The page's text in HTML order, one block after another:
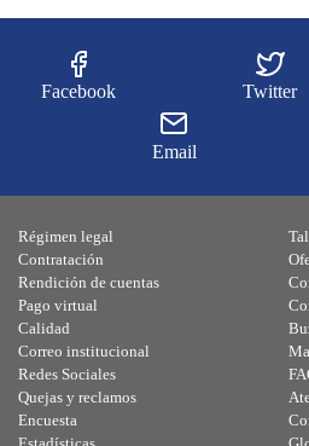
Facebook Twitter
Email
Régimen legal
Contratación
Rendición de cuentas
Pago virtual
Calidad
Correo institucional
Redes Sociales
Quejas y reclamos
Encuesta